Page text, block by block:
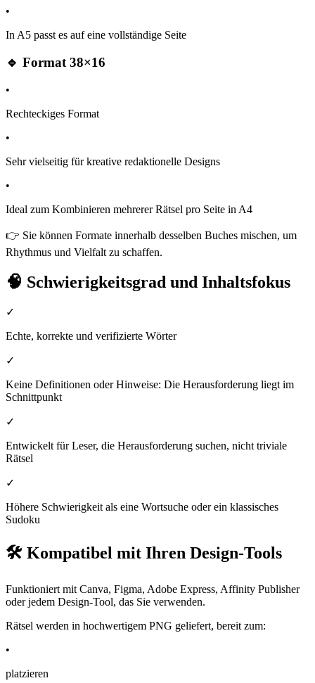
•
In A5 passt es auf eine vollständige Seite
🔹 Format 38×16
•
Rechteckiges Format
•
Sehr vielseitig für kreative redaktionelle Designs
•
Ideal zum Kombinieren mehrerer Rätsel pro Seite in A4
👉 Sie können Formate innerhalb desselben Buches mischen, um
Rhythmus und Vielfalt zu schaffen.
🧠 Schwierigkeitsgrad und Inhaltsfokus
✓
Echte, korrekte und verifizierte Wörter
✓
Keine Definitionen oder Hinweise: Die Herausforderung liegt im
Schnittpunkt
✓
Entwickelt für Leser, die Herausforderung suchen, nicht triviale
Rätsel
✓
Höhere Schwierigkeit als eine Wortsuche oder ein klassisches
Sudoku
🛠️ Kompatibel mit Ihren Design-Tools
Funktioniert mit Canva, Figma, Adobe Express, Affinity Publisher
oder jedem Design-Tool, das Sie verwenden.
Rätsel werden in hochwertigem PNG geliefert, bereit zum:
•
platzieren